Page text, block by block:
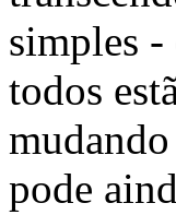
simples -
todos
pode